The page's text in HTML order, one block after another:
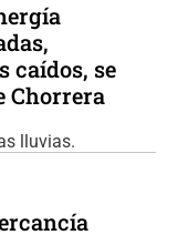
caídos, se
Chorrera
lluvias.